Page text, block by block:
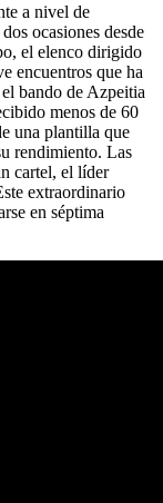
a nivel de
ocasiones desde
el elenco dirigido
encuentros que ha
bando de Azpeitia
menos de 60
una plantilla que
rendimiento. Las
cartel, el líder
extraordinario
en séptima